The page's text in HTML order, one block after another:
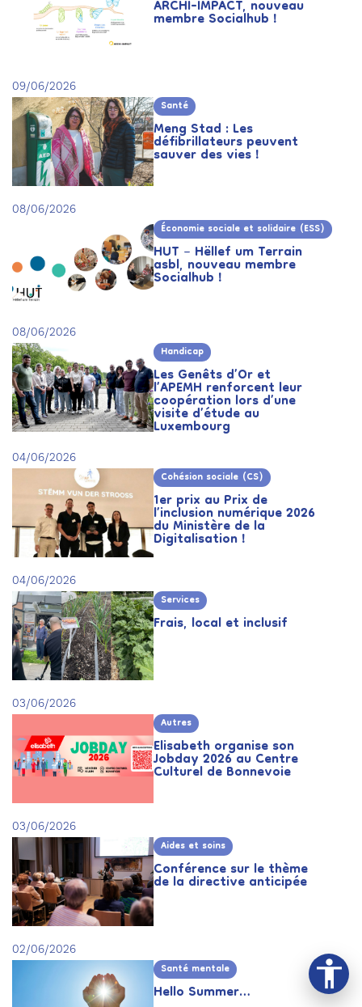
ARCHI-IMPACT, nouveau
membre Socialhub !
09/06/2026
Santé
Meng Stad : Les
défibrillateurs peuvent
sauver des vies !
08/06/2026
Économie sociale et solidaire (ESS)
HUT – Hëllef um Terrain
asbl, nouveau membre
Socialhub !
08/06/2026
Handicap
Les Genêts d’Or et
l’APEMH renforcent leur
coopération lors d’une
visite d’étude au
Luxembourg
04/06/2026
Cohésion sociale (CS)
1er prix au Prix de
l’inclusion numérique 2026
du Ministère de la
Digitalisation !
04/06/2026
Services
Frais, local et inclusif
03/06/2026
Autres
Elisabeth organise son
Jobday 2026 au Centre
Culturel de Bonnevoie
03/06/2026
Aides et soins
Conférence sur le thème
de la directive anticipée
02/06/2026
Santé mentale
Hello Summer…